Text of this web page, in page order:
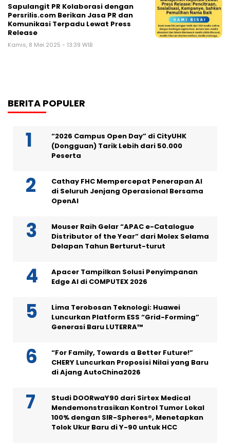
Sapulangit PR Kolaborasi dengan
Persrilis.com Berikan Jasa PR dan
Komunikasi Terpadu Lewat Press
Release
Kamis, 8 Mei 2025 - 13:39 WIB
BERITA POPULER
“2026 Campus Open Day” di CityUHK
(Dongguan) Tarik Lebih dari 50.000
Peserta
Cathay FHC Mempercepat Penerapan AI
di Seluruh Jenjang Operasional Bersama
OpenAI
Mouser Raih Gelar “APAC e-Catalogue
Distributor of the Year” dari Molex Selama
Delapan Tahun Berturut-turut
Apacer Tampilkan Solusi Penyimpanan
Edge AI di COMPUTEX 2026
Lima Terobosan Teknologi: Huawei
Luncurkan Platform ESS “Grid-Forming”
Generasi Baru LUTERRA™
“For Family, Towards a Better Future!”
CHERY Luncurkan Proposisi Nilai yang Baru
di Ajang AutoChina2026
Studi DOORwaY90 dari Sirtex Medical
Mendemonstrasikan Kontrol Tumor Lokal
100% dengan SIR-Spheres®, Menetapkan
Tolok Ukur Baru di Y-90 untuk HCC